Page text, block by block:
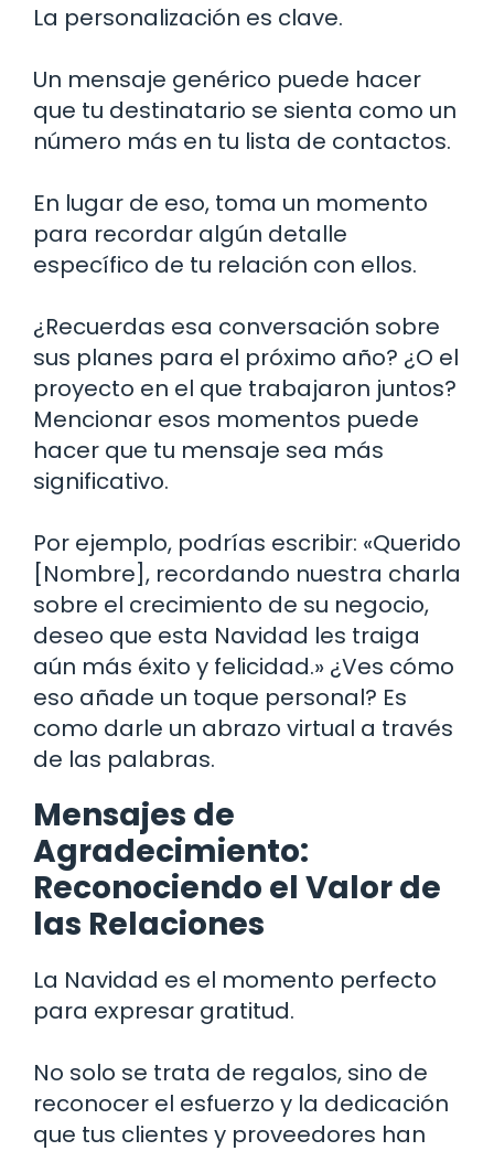
La personalización es clave.
Un mensaje genérico puede hacer
que tu destinatario se sienta como un
número más en tu lista de contactos.
En lugar de eso, toma un momento
para recordar algún detalle
específico de tu relación con ellos.
¿Recuerdas esa conversación sobre
sus planes para el próximo año? ¿O el
proyecto en el que trabajaron juntos?
Mencionar esos momentos puede
hacer que tu mensaje sea más
significativo.
Por ejemplo, podrías escribir: «Querido
[Nombre], recordando nuestra charla
sobre el crecimiento de su negocio,
deseo que esta Navidad les traiga
aún más éxito y felicidad.» ¿Ves cómo
eso añade un toque personal? Es
como darle un abrazo virtual a través
de las palabras.
Mensajes de
Agradecimiento:
Reconociendo el Valor de
las Relaciones
La Navidad es el momento perfecto
para expresar gratitud.
No solo se trata de regalos, sino de
reconocer el esfuerzo y la dedicación
que tus clientes y proveedores han